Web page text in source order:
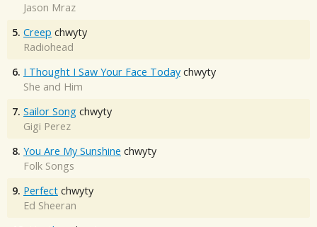
Jason Mraz
5. Creep chwyty
Radiohead
6. I Thought I Saw Your Face Today chwyty
She and Him
7. Sailor Song chwyty
Gigi Perez
8. You Are My Sunshine chwyty
Folk Songs
9. Perfect chwyty
Ed Sheeran